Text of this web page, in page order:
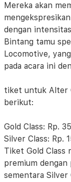
Mereka akan
dengan
Bintang tamu
Locomotive,
pada acara ini
tiket untuk Alter
berikut:
Gold Class: Rp.
Silver Class: Rp.
Tiket Gold Class
premium dengan
sementara Silver